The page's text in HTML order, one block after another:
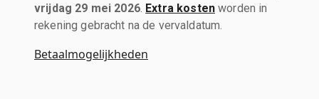
vrijdag 29 mei 2026. Extra kostenworden in
rekening gebracht na de vervaldatum.
Betaalmogelijkheden